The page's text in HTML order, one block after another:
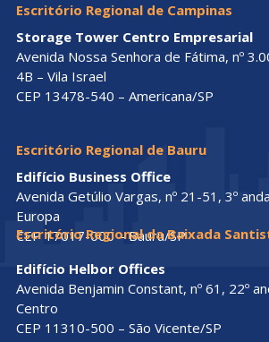
Escritório Regional de Campinas
Storage Tower Centro Empresarial
Avenida Nossa Senhora de Fátima, nº
4B – Vila Israel
CEP 13478-540 – Americana/SP
Escritório Regional de Bauru
Edifício Business Office
Avenida Getúlio Vargas, nº 21-51, 3º
Europa
CEP 17017-000 – Bauru/SP
Escritório Regional da Baixada
Edifício Helbor Offices
Avenida Benjamin Constant, nº 61, 22º
Centro
CEP 11310-500 – São Vicente/SP